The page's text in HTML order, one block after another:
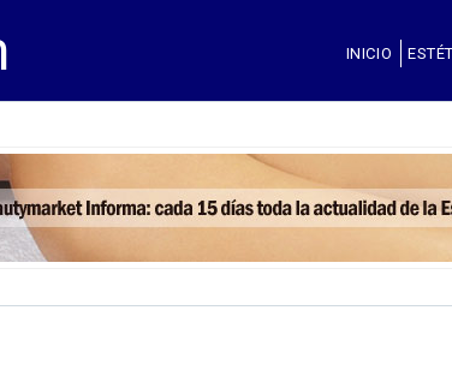
INICIO